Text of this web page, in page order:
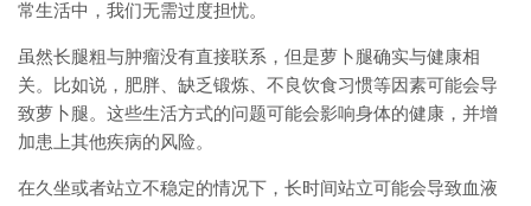
常生活中，我们无需过度担忧。
虽然长腿粗与肿瘤没有直接联系，但是萝卜腿确实与健康相
关。比如说，肥胖、缺乏锻炼、不良饮食习惯等因素可能会导
致萝卜腿。这些生活方式的问题可能会影响身体的健康，并增
加患上其他疾病的风险。
在久坐或者站立不稳定的情况下，长时间站立可能会导致血液